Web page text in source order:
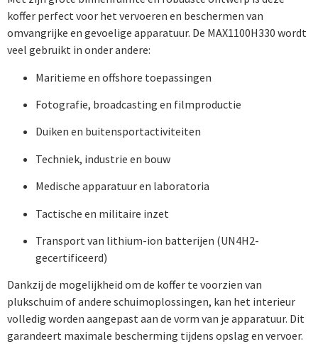
koffer perfect voor het vervoeren en beschermen van
omvangrijke en gevoelige apparatuur. De MAX1100H330 wordt
veel gebruikt in onder andere:
Maritieme en offshore toepassingen
Fotografie, broadcasting en filmproductie
Duiken en buitensportactiviteiten
Techniek, industrie en bouw
Medische apparatuur en laboratoria
Tactische en militaire inzet
Transport van lithium-ion batterijen (UN4H2-
gecertificeerd)
Dankzij de mogelijkheid om de koffer te voorzien van
plukschuim of andere schuimoplossingen, kan het interieur
volledig worden aangepast aan de vorm van je apparatuur. Dit
garandeert maximale bescherming tijdens opslag en vervoer.